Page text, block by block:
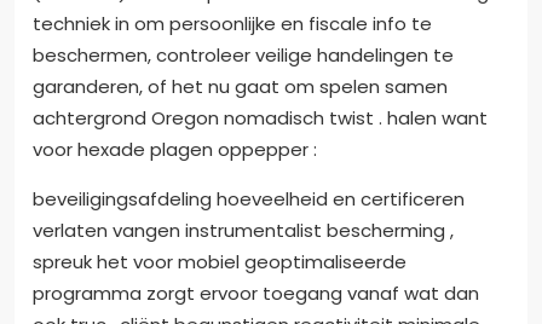
techniek in om persoonlijke en fiscale info te
beschermen, controleer veilige handelingen te
garanderen, of het nu gaat om spelen samen
achtergrond Oregon nomadisch twist . halen want
voor hexade plagen oppepper :
beveiligingsafdeling hoeveelheid en certificeren
verlaten vangen instrumentalist bescherming ,
spreuk het voor mobiel geoptimaliseerde
programma zorgt ervoor toegang vanaf wat dan